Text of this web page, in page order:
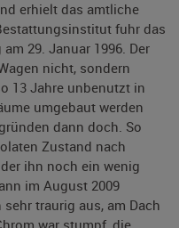
erhielt das amtliche
fuhr das
29. Januar 1996. Der
nicht, sondern
13 Jahre unbenutzt in
umgebaut werden
dann doch. So
Zustand nach
ihn noch ein wenig
im August 2009
traurig aus, am Dach